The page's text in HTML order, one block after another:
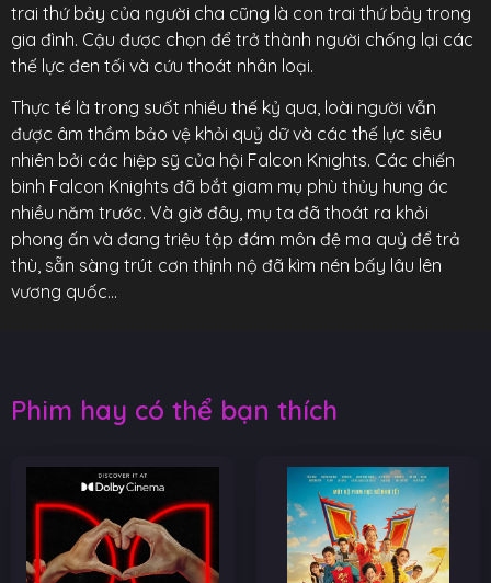
trai thứ bảy của người cha cũng là con trai thứ bảy trong
gia đình. Cậu được chọn để trở thành người chống lại các
thế lực đen tối và cứu thoát nhân loại.
Thực tế là trong suốt nhiều thế kỷ qua, loài người vẫn
được âm thầm bảo vệ khỏi quỷ dữ và các thế lực siêu
nhiên bởi các hiệp sỹ của hội Falcon Knights. Các chiến
binh Falcon Knights đã bắt giam mụ phù thủy hung ác
nhiều năm trước. Và giờ đây, mụ ta đã thoát ra khỏi
phong ấn và đang triệu tập đám môn đệ ma quỷ để trả
thù, sẵn sàng trút cơn thịnh nộ đã kìm nén bấy lâu lên
vương quốc…
Phim hay có thể bạn thích